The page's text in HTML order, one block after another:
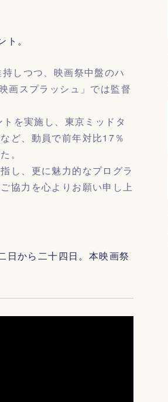
。
しつつ、映画祭中盤のハ
画スプラッシュ」では監督
を実施し、東京ミッドタ
ど、動員で前年対比17％
。
し、更に魅力的なプログラ
協力を心よりお願い申し上
日から二十四日。本映画祭